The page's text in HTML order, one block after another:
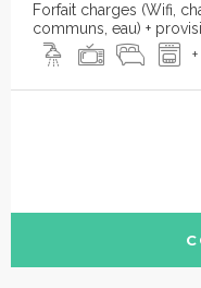
Forfait charges (Wifi,
communs, eau) +